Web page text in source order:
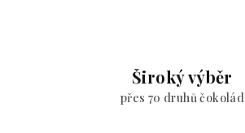
Široký výběr
přes 70 druhů čokolád